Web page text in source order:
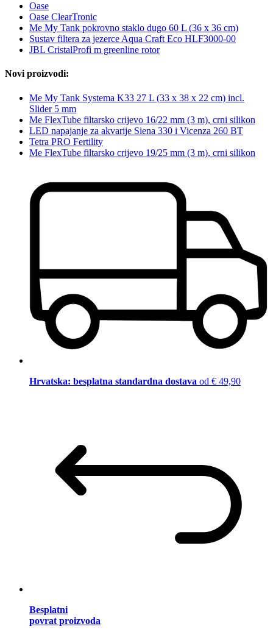
Oase
Oase ClearTronic
Me My Tank pokrovno staklo dugo 60 L (36 x 36 cm)
Sustav filtera za jezerce Aqua Craft Eco HLF3000-00
JBL CristalProfi m greenline rotor
Novi proizvodi:
Me My Tank Systema K33 27 L (33 x 38 x 22 cm) incl.
Slider 5 mm
Me FlexTube filtarsko crijevo 16/22 mm (3 m), crni silikon
LED napajanje za akvarije Siena 330 i Vicenza 260 BT
Tetra PRO Fertility
Me FlexTube filtarsko crijevo 19/25 mm (3 m), crni silikon
Hrvatska: besplatna standardna dostava od € 49,90
Besplatni
povrat proizvoda